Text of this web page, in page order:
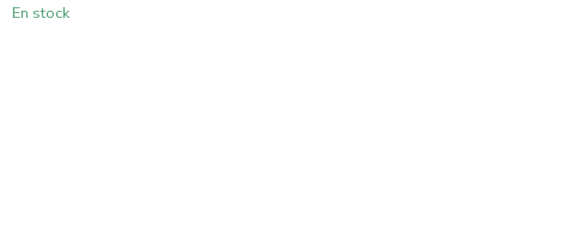
En stock